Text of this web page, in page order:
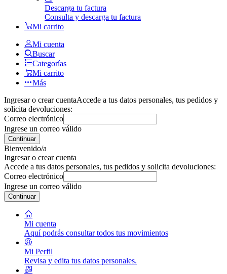
Descarga tu factura
Consulta y descarga tu factura
Mi carrito
Mi cuenta
Buscar
Categorías
Mi carrito
Más
Ingresar o crear cuentaAccede a tus datos personales, tus pedidos y
solicita devoluciones:
Correo electrónico
Ingrese un correo válido
Continuar
Bienvenido/a
Ingresar o crear cuenta
Accede a tus datos personales, tus pedidos y solicita devoluciones:
Correo electrónico
Ingrese un correo válido
Continuar
Mi cuenta
Aquí podrás consultar todos tus movimientos
Mi Perfil
Revisa y edita tus datos personales.